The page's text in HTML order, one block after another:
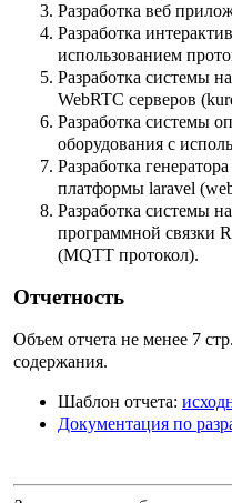
Разработка веб
Разработка
использованием
Разработка системы
WebRTC серверов
Разработка системы
оборудования с
Разработка
платформы laravel
Разработка системы
программной связки
(MQTT протокол).
Отчетность
Объем отчета не менее 7
содержания.
Шаблон отчета:
Документация по